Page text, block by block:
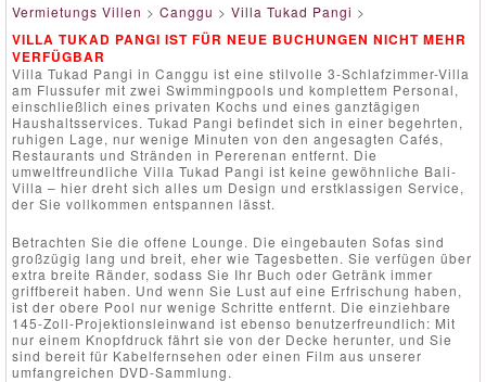
Vermietungs Villen > Canggu > Villa Tukad Pangi >
VILLA TUKAD PANGI IST FÜR NEUE BUCHUNGEN NICHT MEHR
VERFÜGBAR
Villa Tukad Pangi in Canggu ist eine stilvolle 3-Schlafzimmer-Villa
am Flussufer mit zwei Swimmingpools und komplettem Personal,
einschließlich eines privaten Kochs und eines ganztägigen
Haushaltsservices. Tukad Pangi befindet sich in einer begehrten,
ruhigen Lage, nur wenige Minuten von den angesagten Cafés,
Restaurants und Stränden in Pererenan entfernt. Die
umweltfreundliche Villa Tukad Pangi ist keine gewöhnliche Bali-
Villa – hier dreht sich alles um Design und erstklassigen Service,
der Sie vollkommen entspannen lässt.
Betrachten Sie die offene Lounge. Die eingebauten Sofas sind
großzügig lang und breit, eher wie Tagesbetten. Sie verfügen über
extra breite Ränder, sodass Sie Ihr Buch oder Getränk immer
griffbereit haben. Und wenn Sie Lust auf eine Erfrischung haben,
ist der obere Pool nur wenige Schritte entfernt. Die einziehbare
145-Zoll-Projektionsleinwand ist ebenso benutzerfreundlich: Mit
nur einem Knopfdruck fährt sie von der Decke herunter, und Sie
sind bereit für Kabelfernsehen oder einen Film aus unserer
umfangreichen DVD-Sammlung.